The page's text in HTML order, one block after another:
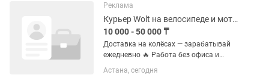
приходите, не серьезных не
беспокоить!...
Реклама
Курьер Wolt на велосипеде и мотоцикле ежедневный доход
10 000 - 50 000 ₸
Доставка на колёсах — зарабатывай
ежедневно 🔥 Работа без офиса и
начальника. Подключись к платформе
Wolt и получай оплату за каждый
Астана, сегодня